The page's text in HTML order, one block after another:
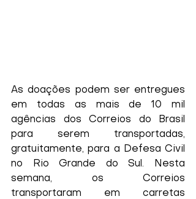
As doações podem ser entregues
em todas as mais de 10 mil
agências dos Correios do Brasil
para serem transportadas,
gratuitamente, para a Defesa Civil
no Rio Grande do Sul. Nesta
semana, os Correios
transportaram em carretas